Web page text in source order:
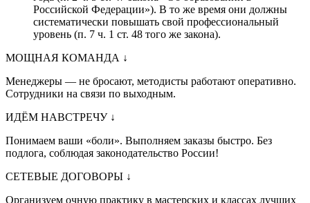
Российской Федерации»). В то же время они должны
систематически повышать свой профессиональный
уровень (п. 7 ч. 1 ст. 48 того же закона).
МОЩНАЯ КОМАНДА ↓
Менеджеры — не бросают, методисты работают оперативно.
Сотрудники на связи по выходным.
ИДЁМ НАВСТРЕЧУ ↓
Понимаем ваши «боли». Выполняем заказы быстро. Без
подлога, соблюдая законодательство России!
СЕТЕВЫЕ ДОГОВОРЫ ↓
Организуем очную практику в мастерских и классах лучших